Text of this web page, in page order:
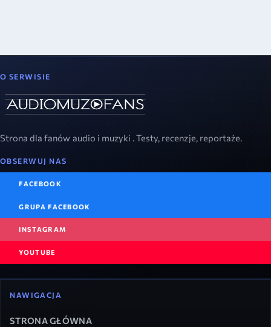
O SERWISIE
Strona dla fanów audio i muzyki . Testy, recenzje, reportaże.
OBSERWUJ NAS
FACEBOOK
GRUPA FACEBOOK
INSTAGRAM
YOUTUBE
NAWIGACJA
STRONA GŁÓWNA